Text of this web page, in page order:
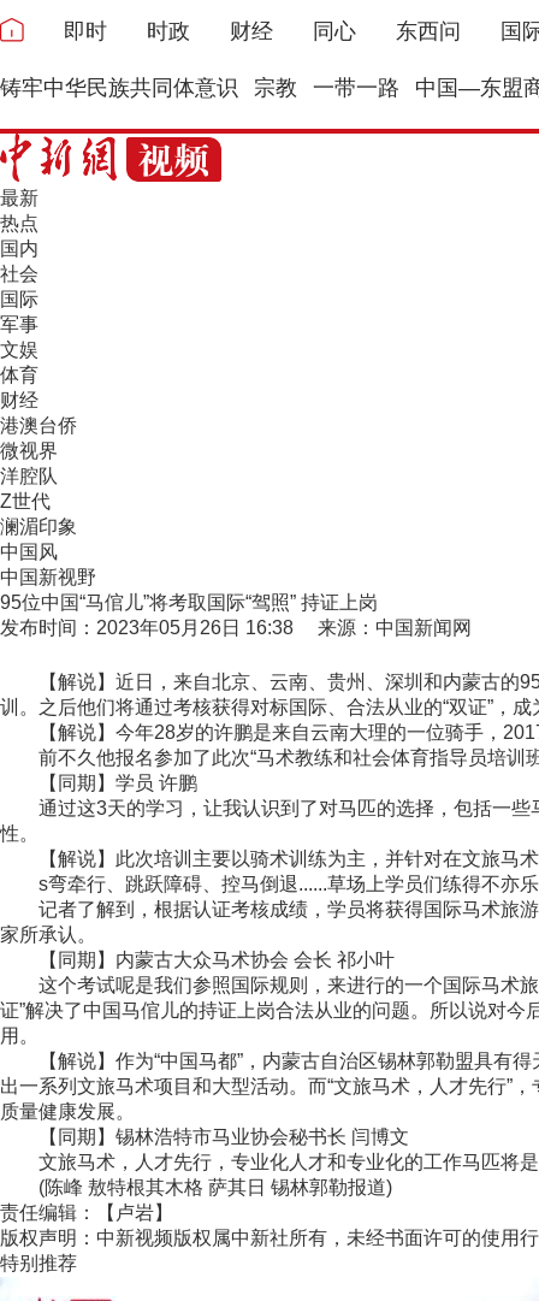
即时 时政 财经 同心 东西问 国
铸牢中华民族共同体意识 宗教 一带一路 中国—东盟
最新
热点
国内
社会
国际
军事
文娱
体育
财经
港澳台侨
微视界
洋腔队
Z世代
澜湄印象
中国风
中国新视野
95位中国“马倌儿”将考取国际“驾照” 持证上岗
发布时间：2023年05月26日 16:38 来源：中国新闻网
【解说】近日，来自北京、云南、贵州、深圳和内蒙古的95
训。之后他们将通过考核获得对标国际、合法从业的“双证”，成
【解说】今年28岁的许鹏是来自云南大理的一位骑手，
前不久他报名参加了此次“马术教练和社会体育指导员培训
【同期】学员 许鹏
通过这3天的学习，让我认识到了对马匹的选择，包括一些
性。
【解说】此次培训主要以骑术训练为主，并针对在文旅马
s弯牵行、跳跃障碍、控马倒退......草场上学员们练得不亦乐
记者了解到，根据认证考核成绩，学员将获得国际马术旅游
家所承认。
【同期】内蒙古大众马术协会 会长 祁小叶
这个考试呢是我们参照国际规则，来进行的一个国际马术旅
证”解决了中国马倌儿的持证上岗合法从业的问题。所以说对
用。
【解说】作为“中国马都”，内蒙古自治区锡林郭勒盟具有得
出一系列文旅马术项目和大型活动。而“文旅马术，人才先行”
质量健康发展。
【同期】锡林浩特市马业协会秘书长 闫博文
文旅马术，人才先行，专业化人才和专业化的工作马匹将
(陈峰 敖特根其木格 萨其日 锡林郭勒报道)
责任编辑：【卢岩】
版权声明：中新视频版权属中新社所有，未经书面许可的使用
特别推荐